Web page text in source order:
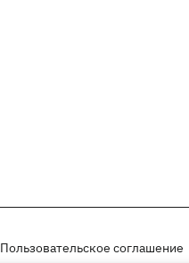
Пользовательское соглашение